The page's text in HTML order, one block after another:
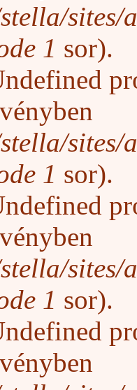
sites/
1 sor).
sites/
1 sor).
sites/
1 sor).